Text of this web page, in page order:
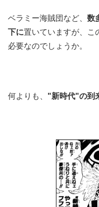
ベラミー海賊団など、 数
下に置いていますが、こ
必要なのでしょうか。
何よりも、 "新時代"の到